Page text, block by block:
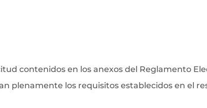
contenidos en los anexos del Reglamento
plenamente los requisitos establecidos en el